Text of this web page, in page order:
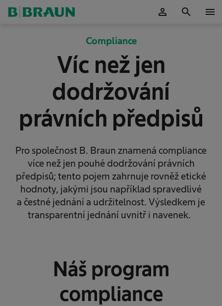
person search menu
Compliance
Víc než jen
dodržování
právních předpisů
Pro společnost B. Braun znamená compliance
více než jen pouhé dodržování právních
předpisů; tento pojem zahrnuje rovněž etické
hodnoty, jakými jsou například spravedlivé
a čestné jednání a udržitelnost. Výsledkem je
transparentní jednání uvnitř i navenek.
Náš program
compliance